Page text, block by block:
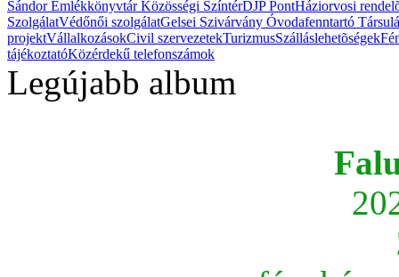
Sándor Emlékkönyvtár Közösségi SzíntérDJP PontHáziorvosi
SzolgálatVédőnői szolgálatGelsei Szivárvány Óvodafenntartó
projektVállalkozásokCivil szervezetekTurizmusSzálláslehetõségek
tájékoztatóKözérdekű telefonszámok
Legújabb album